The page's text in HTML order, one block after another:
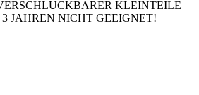
KLEINTEILE
JAHREN NICHT GEEIGNET!